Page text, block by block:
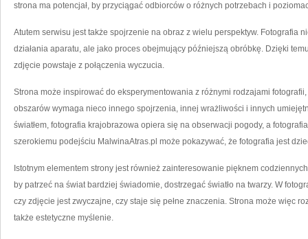
strona ma potencjał, by przyciągać odbiorców o różnych potrzebach i
Atutem serwisu jest także spojrzenie na obraz z wielu perspektyw. Fotografia
działania aparatu, ale jako proces obejmujący późniejszą obróbkę. Dzięki
zdjęcie powstaje z połączenia wyczucia.
Strona może inspirować do eksperymentowania z różnymi rodzajami
obszarów wymaga nieco innego spojrzenia, innej wrażliwości i innych
światłem, fotografia krajobrazowa opiera się na obserwacji pogody, a
szerokiemu podejściu MalwinaAtras.pl może pokazywać, że fotografia jest
Istotnym elementem strony jest również zainteresowanie pięknem
by patrzeć na świat bardziej świadomie, dostrzegać światło na twarzy. W
czy zdjęcie jest zwyczajne, czy staje się pełne znaczenia. Strona może więc
także estetyczne myślenie.